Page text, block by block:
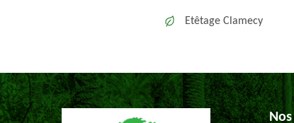
Etêtage Clamecy
Nos